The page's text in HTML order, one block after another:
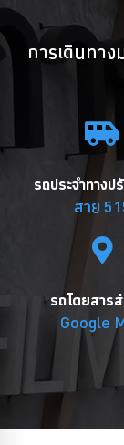
การเดินทา
รถประจำทางป
สาย
รถโดยสาร
Google